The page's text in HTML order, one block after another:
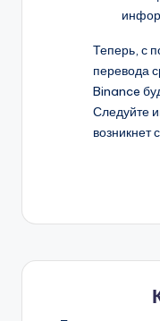
Теперь, с
перевода
Binance
Следуйте
возникнет